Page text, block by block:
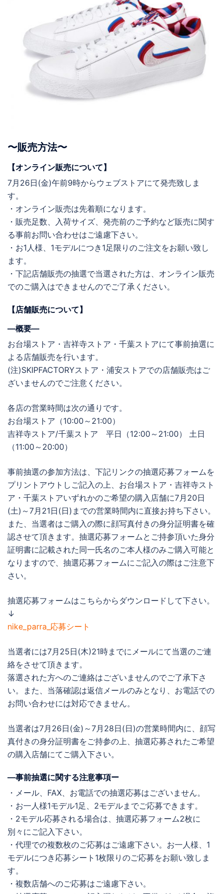
〜販売方法〜
【オンライン販売について】
7月26日(金)午前9時からウェブストアにて発売致しま
す。
・オンライン販売は先着順になります。
・販売足数、入荷サイズ、発売前のご予約など販売に関す
る事前お問い合わせはご遠慮下さい。
・お1人様、1モデルにつき1足限りのご注文をお願い致し
ます。
・下記店舗販売の抽選で当選された方は、オンライン販売
でのご購入はできませんのでご了承ください。
【店舗販売について】
―概要―
お台場ストア・吉祥寺ストア・千葉ストアにて事前抽選に
よる店舗販売を行います。
(注)SKIPFACTORYストア・浦安ストアでの店舗販売はご
ざいませんのでご注意ください。
各店の営業時間は次の通りです。
お台場ストア（10:00～21:00）
吉祥寺ストア/千葉ストア 平日（12:00～21:00） 土日
（11:00～20:00）
事前抽選の参加方法は、下記リンクの抽選応募フォームを
プリントアウトしご記入の上、お台場ストア・吉祥寺スト
ア・千葉ストアいずれかのご希望の購入店舗に7月20日
(土)～7月21日(日)までの営業時間内に直接お持ち下さい。
また、当選者はご購入の際に顔写真付きの身分証明書を確
認させて頂きます。抽選応募フォームとご持参頂いた身分
証明書に記載された同一氏名のご本人様のみご購入可能と
なりますので、抽選応募フォームにご記入の際はご注意下
さい。
抽選応募フォームはこちらからダウンロードして下さい。
↓
nike_parra_応募シート
当選者には7月25日(木)21時までにメールにて当選のご連
絡をさせて頂きます。
落選された方へのご連絡はございませんのでご了承下さ
い。また、当落確認は返信メールのみとなり、お電話での
お問い合わせには対応できません。
当選者は7月26日(金)～7月28日(日)の営業時間内に、顔写
真付きの身分証明書をご持参の上、抽選応募されたご希望
の購入店舗にてご購入下さい。
―事前抽選に関する注意事項ー
・メール、FAX、お電話での抽選応募はございません。
・お一人様1モデル1足、2モデルまでご応募できます。
・2モデル応募される場合は、抽選応募フォーム2枚に
別々にご記入下さい。
・代理での複数枚のご応募はご遠慮下さい。お一人様、1
モデルにつき応募シート1枚限りのご応募をお願い致しま
す。
・複数店舗へのご応募はご遠慮下さい。